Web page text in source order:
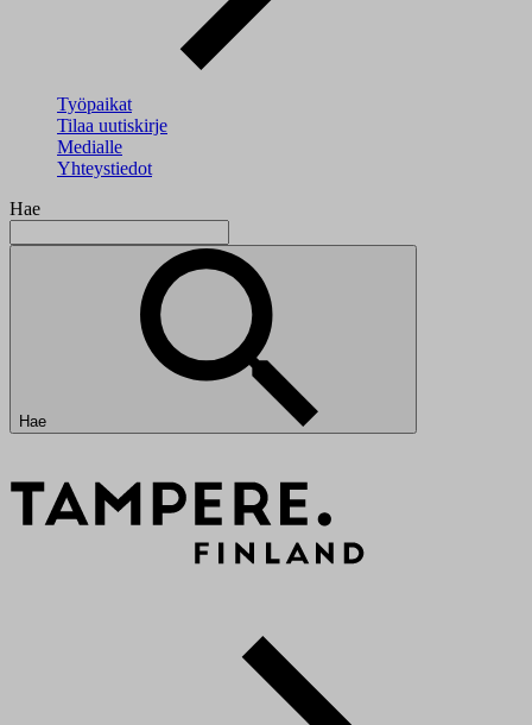
Työpaikat
Tilaa uutiskirje
Medialle
Yhteystiedot
Hae
Hae